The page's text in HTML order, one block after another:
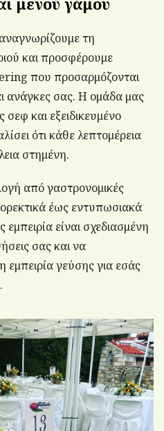
τη
και προσφέρουμε
που προσαρμόζονται
ανάγκες σας. Η ομάδα μας
σεφ και εξειδικευμένο
ότι κάθε λεπτομέρεια
στημένη.
από γαστρονομικές
έως εντυπωσιακά
είναι σχεδιασμένη
σας και να
εμπειρία γεύσης για εσάς